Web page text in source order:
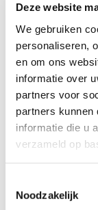
Deze website
We gebruiken
personaliseren,
en om ons
informatie over
partners voor
partners kunnen
informatie die u
verzameld op
Noodzakelijk
manier leren
Rotterdam
uitgedaagd
keerzijden
Dit project
Stichting,
Meer